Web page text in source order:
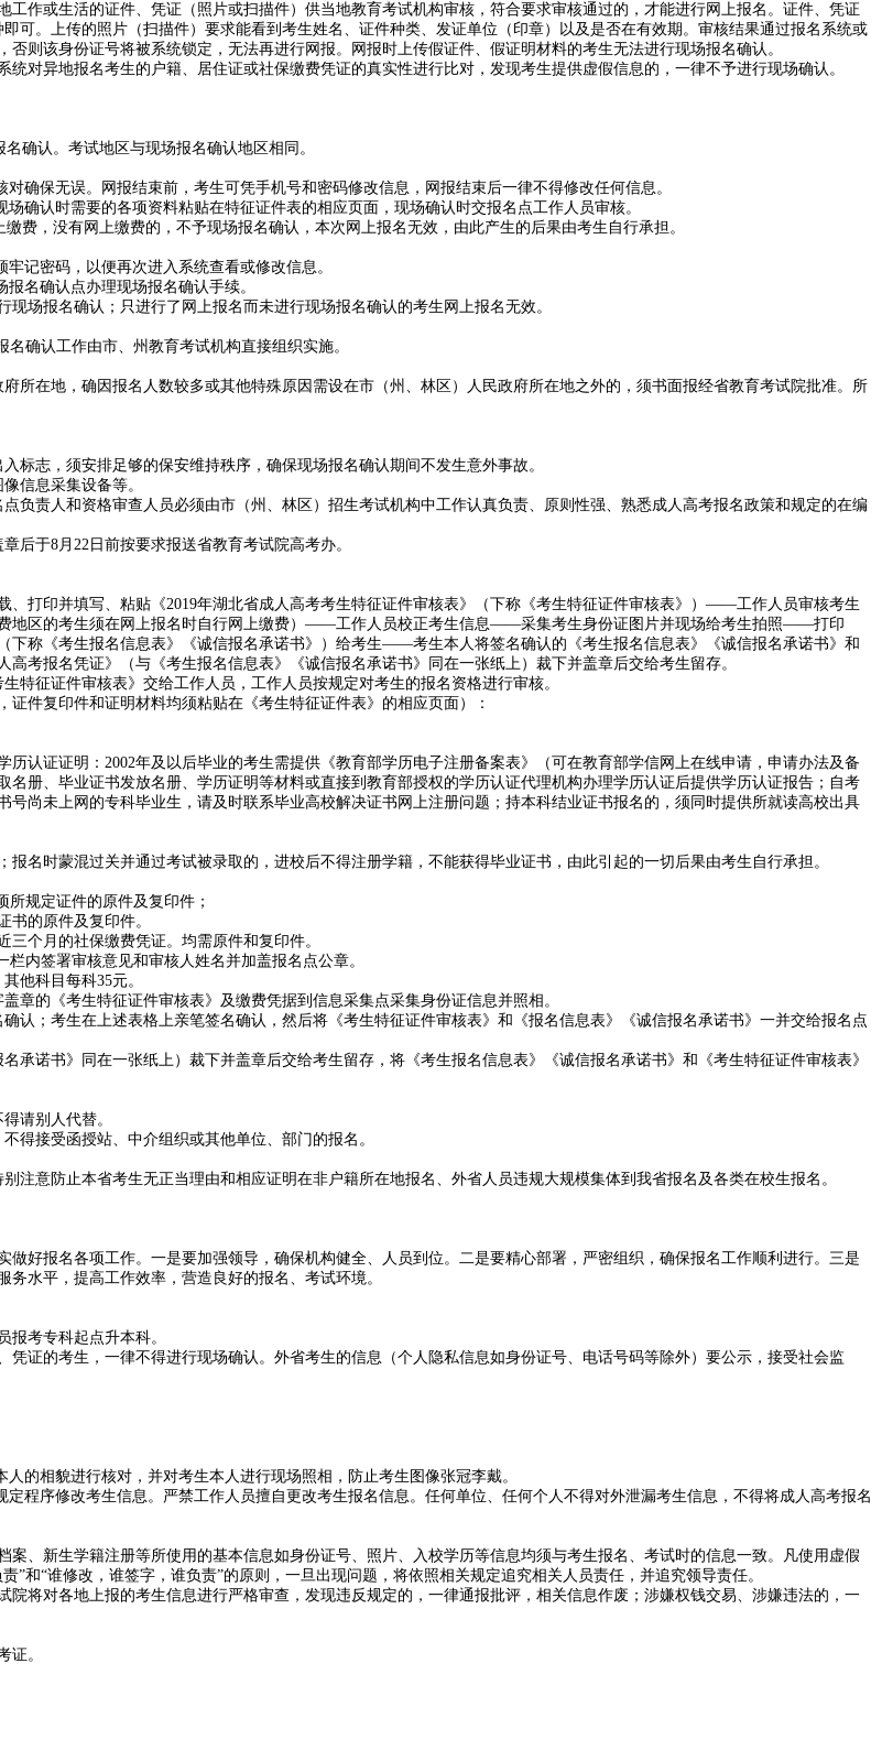
作或生活的证件、凭证（照片或扫描件）供当地教育考试机构审核，符合要求审核通过的，才能进行网上报名。证件、凭证
可。上传的照片（扫描件）要求能看到考生姓名、证件种类、发证单位（印章）以及是否在有效期。审核结果通过报名系统或
则该身份证号将被系统锁定，无法再进行网报。网报时上传假证件、假证明材料的考生无法进行现场报名确认。
对异地报名考生的户籍、居住证或社保缴费凭证的真实性进行比对，发现考生提供虚假信息的，一律不予进行现场确认。
确认。考试地区与现场报名确认地区相同。
确保无误。网报结束前，考生可凭手机号和密码修改信息，网报结束后一律不得修改任何信息。
确认时需要的各项资料粘贴在特征证件表的相应页面，现场确认时交报名点工作人员审核。
费，没有网上缴费的，不予现场报名确认，本次网上报名无效，由此产生的后果由考生自行承担。
记密码，以便再次进入系统查看或修改信息。
名确认点办理现场报名确认手续。
场报名确认；只进行了网上报名而未进行现场报名确认的考生网上报名无效。
确认工作由市、州教育考试机构直接组织实施。
所在地，确因报名人数较多或其他特殊原因需设在市（州、林区）人民政府所在地之外的，须书面报经省教育考试院批准。所
标志，须安排足够的保安维持秩序，确保现场报名确认期间不发生意外事故。
信息采集设备等。
负责人和资格审查人员必须由市（州、林区）招生考试机构中工作认真负责、原则性强、熟悉成人高考报名政策和规定的在编
后于8月22日前按要求报送省教育考试院高考办。
打印并填写、粘贴《2019年湖北省成人高考考生特征证件审核表》（下称《考生特征证件审核表》）——工作人员审核考生
地区的考生须在网上报名时自行网上缴费）——工作人员校正考生信息——采集考生身份证图片并现场给考生拍照——打印
下称《考生报名信息表》《诚信报名承诺书》）给考生——考生本人将签名确认的《考生报名信息表》《诚信报名承诺书》和
考报名凭证》（与《考生报名信息表》《诚信报名承诺书》同在一张纸上）裁下并盖章后交给考生留存。
特征证件审核表》交给工作人员，工作人员按规定对考生的报名资格进行审核。
件复印件和证明材料均须粘贴在《考生特征证件表》的相应页面）：
认证证明：2002年及以后毕业的考生需提供《教育部学历电子注册备案表》（可在教育部学信网上在线申请，申请办法及备
册、毕业证书发放名册、学历证明等材料或直接到教育部授权的学历认证代理机构办理学历认证后提供学历认证报告；自考
尚未上网的专科毕业生，请及时联系毕业高校解决证书网上注册问题；持本科结业证书报名的，须同时提供所就读高校出具
名时蒙混过关并通过考试被录取的，进校后不得注册学籍，不能获得毕业证书，由此引起的一切后果由考生自行承担。
规定证件的原件及复印件；
的原件及复印件。
个月的社保缴费凭证。均需原件和复印件。
内签署审核意见和审核人姓名并加盖报名点公章。
他科目每科35元。
章的《考生特征证件审核表》及缴费凭据到信息采集点采集身份证信息并照相。
认；考生在上述表格上亲笔签名确认，然后将《考生特征证件审核表》和《报名信息表》《诚信报名承诺书》一并交给报名点
承诺书》同在一张纸上）裁下并盖章后交给考生留存，将《考生报名信息表》《诚信报名承诺书》和《考生特征证件审核表》
请别人代替。
得接受函授站、中介组织或其他单位、部门的报名。
注意防止本省考生无正当理由和相应证明在非户籍所在地报名、外省人员违规大规模集体到我省报名及各类在校生报名。
好报名各项工作。一是要加强领导，确保机构健全、人员到位。二是要精心部署，严密组织，确保报名工作顺利进行。三是
水平，提高工作效率，营造良好的报名、考试环境。
考专科起点升本科。
证的考生，一律不得进行现场确认。外省考生的信息（个人隐私信息如身份证号、电话号码等除外）要公示，接受社会监
的相貌进行核对，并对考生本人进行现场照相，防止考生图像张冠李戴。
程序修改考生信息。严禁工作人员擅自更改考生报名信息。任何单位、任何个人不得对外泄漏考生信息，不得将成人高考报名
、新生学籍注册等所使用的基本信息如身份证号、照片、入校学历等信息均须与考生报名、考试时的信息一致。凡使用虚假
和“谁修改，谁签字，谁负责”的原则，一旦出现问题，将依照相关规定追究相关人员责任，并追究领导责任。
将对各地上报的考生信息进行严格审查，发现违反规定的，一律通报批评，相关信息作废；涉嫌权钱交易、涉嫌违法的，一
证。